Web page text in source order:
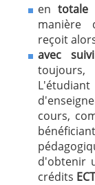
en totale
manière
reçoit
avec
cours,
d'obtenir
crédits